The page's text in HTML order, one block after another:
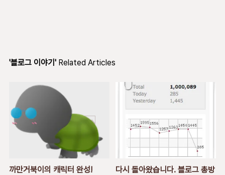
'블로그 이야기' Related Articles
까만거북이의 캐릭터 완성!
다시 돌아왔습니다. 블로그 총방